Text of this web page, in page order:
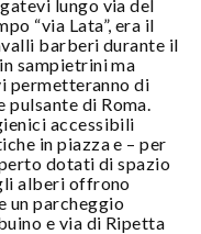
lungo via del
“via Lata”, era il
barberi durante il
sampietrini ma
permetteranno di
pulsante di Roma.
accessibili
in piazza e – per
dotati di spazio
alberi offrono
un parcheggio
e via di Ripetta